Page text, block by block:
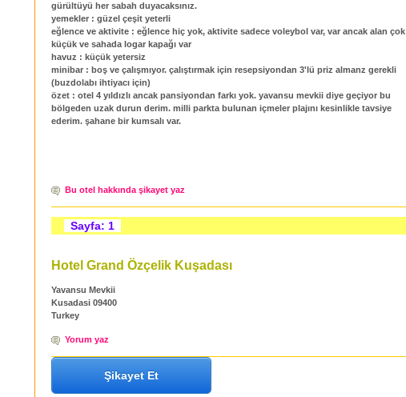
gürültüyü her sabah duyacaksınız.
yemekler : güzel çeşit yeterli
eğlence ve aktivite : eğlence hiç yok, aktivite sadece voleybol var, var ancak alan çok
küçük ve sahada logar kapağı var
havuz : küçük yetersiz
minibar : boş ve çalışmıyor. çalıştırmak için resepsiyondan 3'lü priz almanz gerekli
(buzdolabı ihtiyacı için)
özet : otel 4 yıldızlı ancak pansiyondan farkı yok. yavansu mevkii diye geçiyor bu
bölgeden uzak durun derim. milli parkta bulunan içmeler plajını kesinlikle tavsiye
ederim. şahane bir kumsalı var.
Bu otel hakkında şikayet yaz
Sayfa: 1
Hotel Grand Özçelik Kuşadası
Yavansu Mevkii
Kusadasi 09400
Turkey
Yorum yaz
Şikayet Et